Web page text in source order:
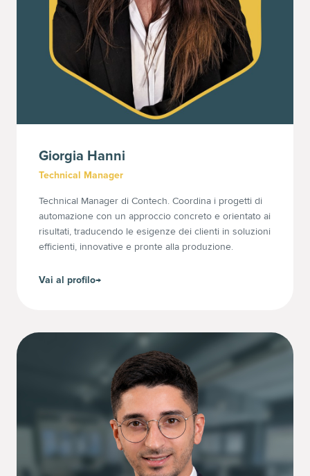
Giorgia Hanni
Technical Manager
Technical Manager di Contech. Coordina i progetti di
automazione con un approccio concreto e orientato ai
risultati, traducendo le esigenze dei clienti in soluzioni
efficienti, innovative e pronte alla produzione.
Vai al profilo→